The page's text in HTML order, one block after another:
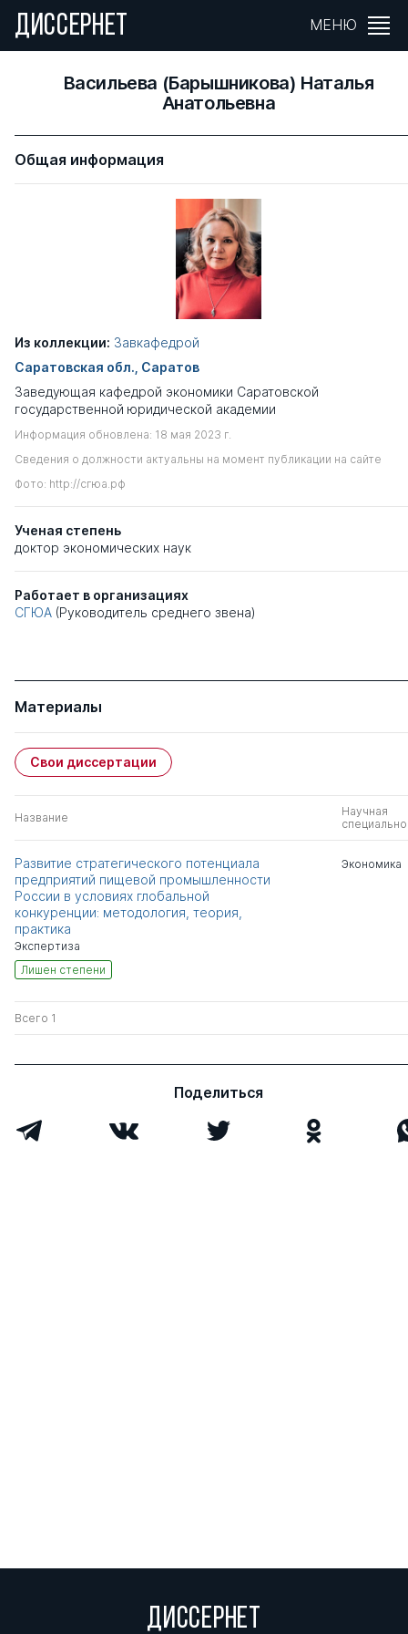
ДИССЕРНЕТ МЕНЮ
Васильева (Барышникова) Наталья
Анатольевна
Общая информация
Из коллекции: Завкафедрой
Саратовская обл., Саратов
Заведующая кафедрой экономики Саратовской
государственной юридической академии
Информация обновлена: 18 мая 2023 г.
Сведения о должности актуальны на момент публикации на сайте
Фото: http://сгюа.рф
Ученая степень
доктор экономических наук
Работает в организациях
СГЮА (Руководитель среднего звена)
Материалы
Свои диссертации
Название
Научная
Развитие стратегического потенциала
предприятий пищевой промышленности
России в условиях глобальной
конкуренции: методология, теория,
практика
Экспертиза
Лишен степени
Экономика
Всего 1
Поделиться
ДИССЕРНЕТ